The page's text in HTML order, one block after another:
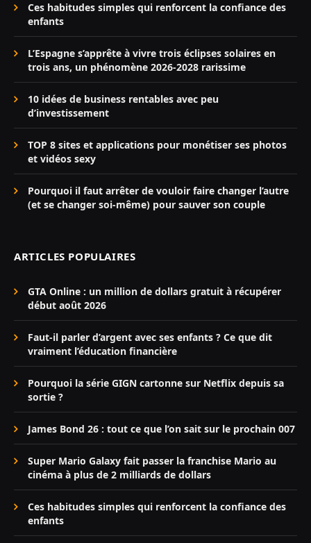
Ces habitudes simples qui renforcent la confiance des
enfants
L’Espagne s’apprête à vivre trois éclipses solaires en
trois ans, un phénomène 2026-2028 rarissime
10 idées de business rentables avec peu
d’investissement
TOP 8 sites et applications pour monétiser ses photos
et vidéos sexy
Pourquoi il faut arrêter de vouloir faire changer l’autre
(et se changer soi-même) pour sauver son couple
ARTICLES POPULAIRES
GTA Online : un million de dollars gratuit à récupérer
début août 2026
Faut-il parler d’argent avec ses enfants ? Ce que dit
vraiment l’éducation financière
Pourquoi la série GIGN cartonne sur Netflix depuis sa
sortie ?
James Bond 26 : tout ce que l’on sait sur le prochain 007
Super Mario Galaxy fait passer la franchise Mario au
cinéma à plus de 2 milliards de dollars
Ces habitudes simples qui renforcent la confiance des
enfants